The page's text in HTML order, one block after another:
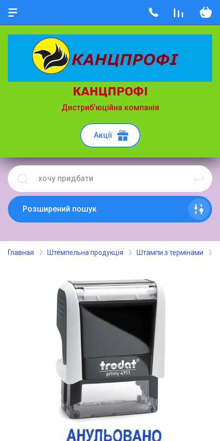
КАНЦПРОФІ
Дистриб'юційна компанія
Акції
Розширений пошук
Главная Штемпельна продукція Штампи з термінами